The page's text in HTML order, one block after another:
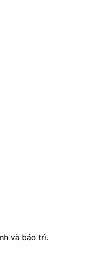
và bảo trì.